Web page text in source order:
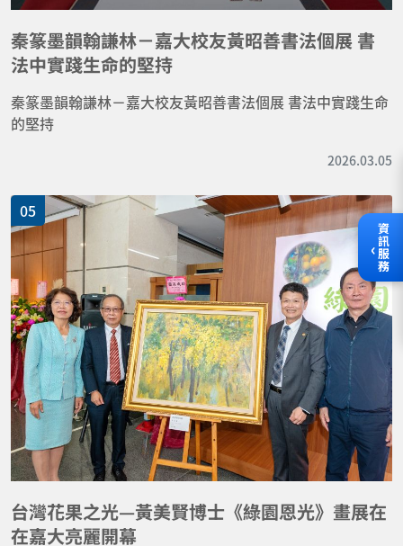
資訊服務
‹
秦篆墨韻翰謙林－嘉大校友黃昭善書法個展 書
法中實踐生命的堅持
秦篆墨韻翰謙林－嘉大校友黃昭善書法個展 書法中實踐生命
的堅持
2026.03.05
05
台灣花果之光—黃美賢博士《綠園恩光》畫展在
在嘉大亮麗開幕